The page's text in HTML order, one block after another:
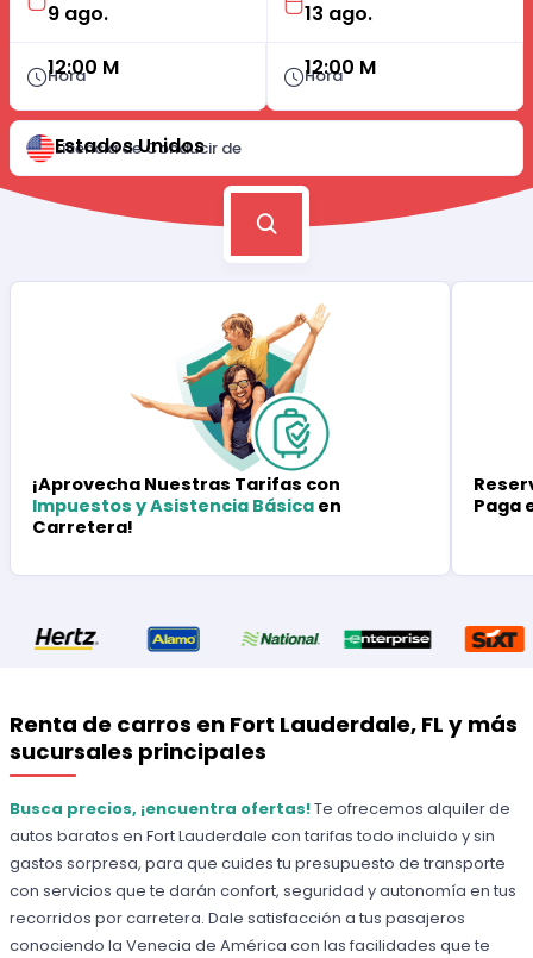
Hora
12:00 M Hora
12:00 M
Licencia de Conducir de
Estados Unidos
¡Aprovecha Nuestras Tarifas con
Impuestos y Asistencia Básica en
Carretera!
Paga
Renta de carros en Fort Lauderdale, FL y más
sucursales principales
Busca precios, ¡encuentra ofertas!Te ofrecemos alquiler de
autos baratos en Fort Lauderdale con tarifas todo incluido y sin
gastos sorpresa, para que cuides tu presupuesto de transporte
con servicios que te darán confort, seguridad y autonomía en tus
recorridos por carretera. Dale satisfacción a tus pasajeros
conociendo la Venecia de América con las facilidades que te